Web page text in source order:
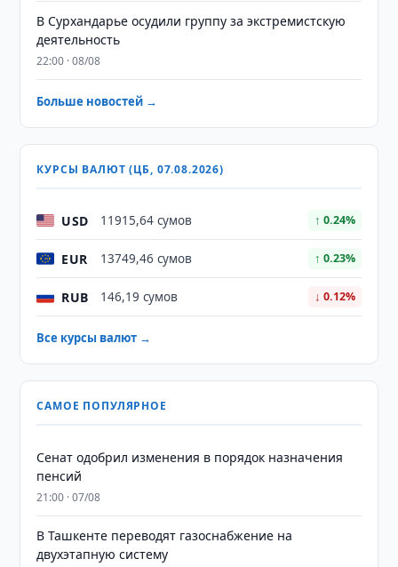
В Сурхандарье осудили группу за экстремистскую
деятельность
22:00 · 08/08
Больше новостей →
КУРСЫ ВАЛЮТ (ЦБ, 07.08.2026)
USD 11915,64 сумов ↑ 0.24%
EUR 13749,46 сумов ↑ 0.23%
RUB 146,19 сумов ↓ 0.12%
Все курсы валют →
САМОЕ ПОПУЛЯРНОЕ
Сенат одобрил изменения в порядок назначения
пенсий
21:00 · 07/08
В Ташкенте переводят газоснабжение на
двухэтапную систему